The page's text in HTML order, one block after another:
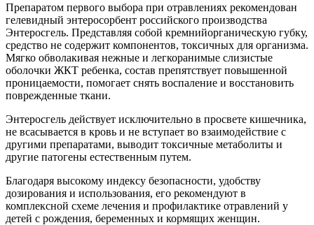
Препаратом первого выбора при отравлениях рекомендован
гелевидный энтеросорбент российского производства
Энтеросгель. Представляя собой кремнийорганическую губку,
средство не содержит компонентов, токсичных для организма.
Мягко обволакивая нежные и легкоранимые слизистые
оболочки ЖКТ ребенка, состав препятствует повышенной
проницаемости, помогает снять воспаление и восстановить
поврежденные ткани.
Энтеросгель действует исключительно в просвете кишечника,
не всасывается в кровь и не вступает во взаимодействие с
другими препаратами, выводит токсичные метаболиты и
другие патогены естественным путем.
Благодаря высокому индексу безопасности, удобству
дозирования и использования, его рекомендуют в
комплексной схеме лечения и профилактике отравлений у
детей с рождения, беременных и кормящих женщин.